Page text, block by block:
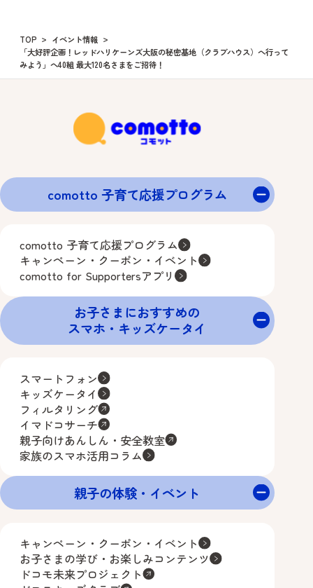
TOP
イベント情報
「大好評企画！レッドハリケーンズ大阪の秘密基地（クラブハウス）へ行って
みよう」へ40組 最大120名さまをご招待！
comotto 子育て応援プログラム
comotto 子育て応援プログラム
キャンペーン・クーポン・イベント
comotto for Supportersアプリ
お子さまにおすすめの
スマホ・キッズケータイ
スマートフォン
キッズケータイ
フィルタリング
イマドコサーチ
親子向けあんしん・安全教室
家族のスマホ活用コラム
親子の体験・イベント
キャンペーン・クーポン・イベント
お子さまの学び・お楽しみコンテンツ
ドコモ未来プロジェクト